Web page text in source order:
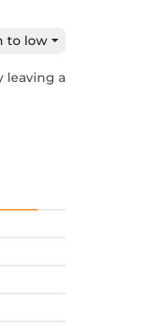
to low
leaving a